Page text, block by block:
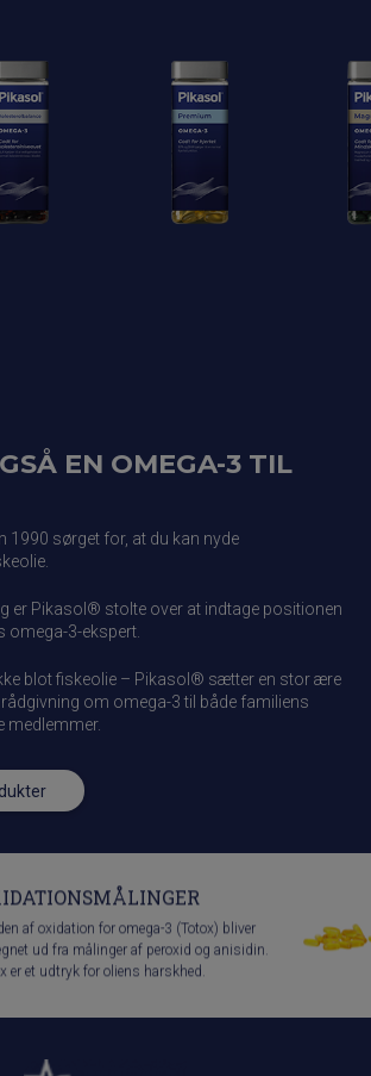
EN OMEGA-3 TIL
1990 sørget for, at du kan nyde
er Pikasol® stolte over at indtage positionen
omega-3-ekspert.
blot fiskeolie – Pikasol® sætter en stor ære
rådgivning om omega-3 til både familiens
medlemmer.
af oxidation for omega-3 (Totox) bliver
ud fra målinger af peroxid og anisidin.
er et udtryk for oliens harskhed.